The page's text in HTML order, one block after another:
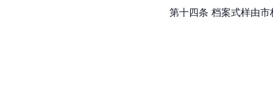
第十四条 档案式样由